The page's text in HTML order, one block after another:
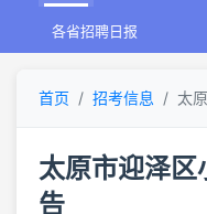
各省招聘日报
首页 招考信息 太
太原市迎泽区
告